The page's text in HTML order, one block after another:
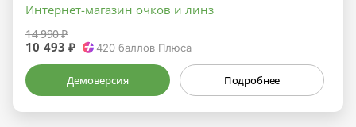
Интернет-магазин очков и линз
14 990 ₽
10 493 ₽ 420баллов Плюса
Демоверсия Подробнее